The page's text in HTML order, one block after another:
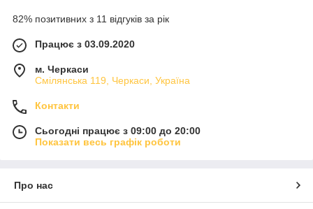
82% позитивних з 11 відгуків за рік
Працює з 03.09.2020
м. Черкаси
Смілянська 119, Черкаси, Україна
Контакти
Сьогодні працює з 09:00 до 20:00
Показати весь графік роботи
Про нас